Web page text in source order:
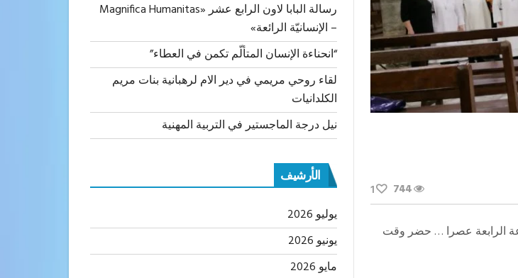
744
1
في كنيسة أم الأحزان يوم 29 تشرين الأول 2021 الساعة الرابعة عصرا … حضر وقت
رسالة البابا لاون الرابع عشر «Magnifica Humanitas
– الإنسانيّة الرائعة»
“انحناءة الإنسان المتألّم تكمن في العطاء”
لقاء روحي مريمي في دير الام لرهبانية بنات مريم
الكلدانيات
نيل درجة الماجستير في التربية المهنية
الأرشيف
يوليو 2026
يونيو 2026
مايو 2026